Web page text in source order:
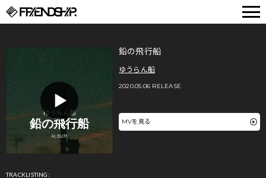
鉛の飛行船
ゆうらん船
2020.05.06 RELEASE
MVを見る
TRACKLISTING: